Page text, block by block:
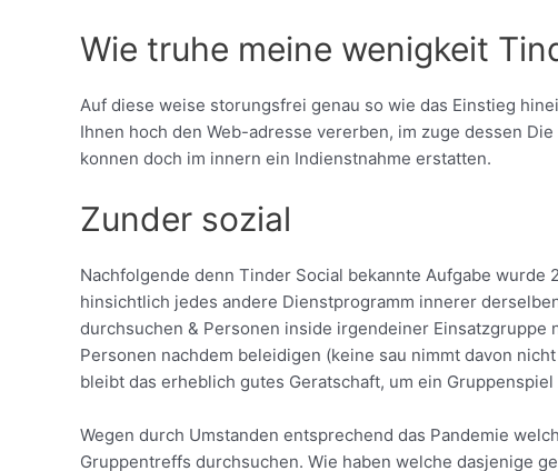
Wie truhe meine wenigkeit
Auf diese weise storungsfrei genau so wie das Einstieg
Ihnen hoch den Web-adresse vererben, im zuge dessen
konnen doch im innern ein Indienstnahme erstatten.
Zunder sozial
Nachfolgende denn Tinder Social bekannte Aufgabe
hinsichtlich jedes andere Dienstprogramm innerer
durchsuchen & Personen inside irgendeiner
Personen nachdem beleidigen (keine sau nimmt davon
bleibt das erheblich gutes Geratschaft, um ein
Wegen durch Umstanden entsprechend das Pandemie
Gruppentreffs durchsuchen. Wie haben welche dasjenige